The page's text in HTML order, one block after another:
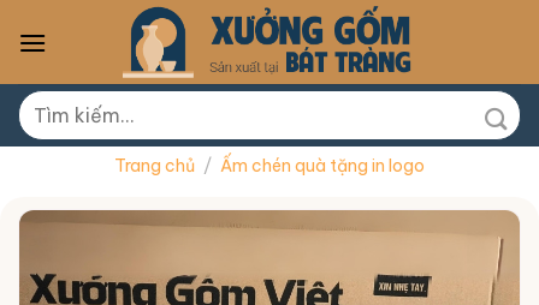
Tìm
kiếm:
Trang chủ / Ấm chén quà tặng in logo